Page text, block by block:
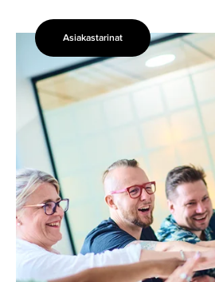
QuantrolOx
kvanttitieteen
edelläkävijä
luottaa
EMUun
kasvun
kumppanina
Asiakastarinat